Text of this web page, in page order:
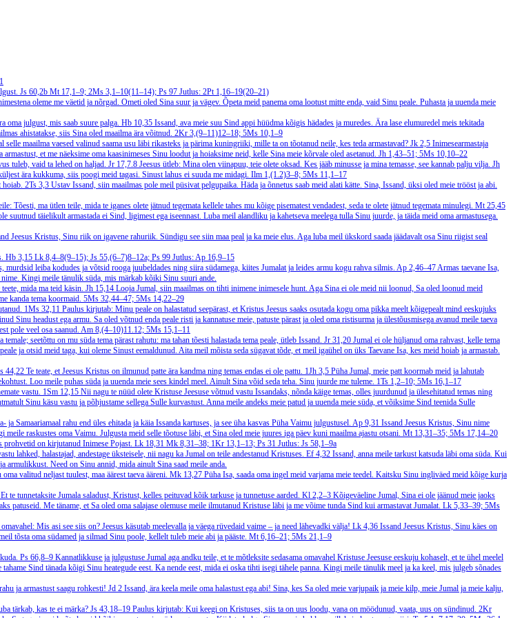
Js 60,2b Mt 17,1–9; 2Ms 3,1–10(11–14); Ps 97 Jutlus: 2Pt 1,16–19(20–21)
oleme me väetid ja nõrgad. Ometi oled Sina suur ja vägev. Õpeta meid panema oma lootust mitte enda, vaid Sinu peale. Puhasta ja uuenda meie
oma julgust, mis saab suure palga. Hb 10,35 Issand, ava meie suu Sind appi hüüdma kõigis hädades ja muredes. Ära lase elumuredel meis tekitada
ahistatakse, siis Sina oled maailma ära võitnud. 2Kr 3,(9–11)12–18; 5Ms 10,1–9
selle maailma vaesed valinud saama usu läbi rikasteks ja pärima kuningriiki, mille ta on tõotanud neile, kes teda armastavad? Jk 2,5 Inimesearmastaja
et me näeksime oma kaasinimeses Sinu loodut ja hoiaksime neid, kelle Sina meie kõrvale oled asetanud. Jh 1,43–51; 5Ms 10,10–22
tuleb, vaid ta lehed on haljad. Jr 17,7.8 Jeesus ütleb: Mina olen viinapuu, teie olete oksad. Kes jääb minusse ja mina temasse, see kannab palju vilja. Jh
ära kukkuma, siis poogi meid tagasi. Sinust lahus ei suuda me midagi. Ilm 1,(1.2)3–8; 5Ms 11,1–17
hoiab. 2Ts 3,3 Ustav Issand, siin maailmas pole meil püsivat pelgupaika. Häda ja õnnetus saab meid alati kätte. Sina, Issand, üksi oled meie trööst ja abi.
Tõesti, ma ütlen teile, mida te iganes olete jätnud tegemata kellele tahes mu kõige pisematest vendadest, seda te olete jätnud tegemata minulegi. Mt 25,45
täielikult armastada ei Sind, ligimest ega iseennast. Luba meil alandliku ja kahetseva meelega tulla Sinu juurde, ja täida meid oma armastusega.
Jeesus Kristus, Sinu riik on igavene rahuriik. Sündigu see siin maa peal ja ka meie elus. Aga luba meil ükskord saada jäädavalt osa Sinu riigist seal
Hb 3,15 Lk 8,4–8(9–15); Js 55,(6–7)8–12a; Ps 99 Jutlus: Ap 16,9–15
murdsid leiba kodudes ja võtsid rooga juubeldades ning siira südamega, kiites Jumalat ja leides armu kogu rahva silmis. Ap 2,46–47Armas taevane Isa,
Kingi meile tänulik süda, mis märkab kõiki Sinu suuri ande.
mida ma teid käsin. Jh 15,14 Looja Jumal, siin maailmas on tihti inimene inimesele hunt. Aga Sina ei ole meid nii loonud, Sa oled loonud meid
kanda tema koormaid. 5Ms 32,44–47; 5Ms 14,22–29
1Ms 32,11 Paulus kirjutab: Minu peale on halastatud seepärast, et Kristus Jeesus saaks osutada kogu oma pikka meelt kõigepealt mind eeskujuks
Sinu headust ega armu. Sa oled võtnud enda peale risti ja kannatuse meie, patuste pärast ja oled oma ristisurma ja ülestõusmisega avanud meile taeva
pole veel osa saanud. Am 8,(4–10)11.12; 5Ms 15,1–11
seetõttu on mu süda tema pärast rahutu: ma tahan tõesti halastada tema peale, ütleb Issand. Jr 31,20 Jumal ei ole hüljanud oma rahvast, kelle tema
ja otsid meid taga, kui oleme Sinust eemaldunud. Aita meil mõista seda sügavat tõde, et meil igaühel on üks Taevane Isa, kes meid hoiab ja armastab.
44,22 Te teate, et Jeesus Kristus on ilmunud patte ära kandma ning temas endas ei ole pattu. 1Jh 3,5 Püha Jumal, meie patt koormab meid ja lahutab
Loo meile puhas süda ja uuenda meie sees kindel meel. Ainult Sina võid seda teha. Sinu juurde me tuleme. 1Ts 1,2–10; 5Ms 16,1–17
vastu. 1Sm 12,15 Nii nagu te nüüd olete Kristuse Jeesuse võtnud vastu Issandaks, nõnda käige temas, olles juurdunud ja ülesehitatud temas ning
Sinu käsu vastu ja põhjustame sellega Sulle kurvastust. Anna meile andeks meie patud ja uuenda meie süda, et võiksime Sind teenida Sulle
Samaariamaal rahu end üles ehitada ja käia Issanda kartuses, ja see üha kasvas Püha Vaimu julgustusel. Ap 9,31 Issand Jeesus Kristus, Sinu nime
raskustes oma Vaimu. Julgusta meid selle tõotuse läbi, et Sina oled meie juures iga päev kuni maailma ajastu otsani. Mt 13,31–35; 5Ms 17,14–20
prohvetid on kirjutanud Inimese Pojast. Lk 18,31 Mk 8,31–38; 1Kr 13,1–13; Ps 31 Jutlus: Js 58,1–9a
lahked, halastajad, andestage üksteisele, nii nagu ka Jumal on teile andestanud Kristuses. Ef 4,32 Issand, anna meile tarkust katsuda läbi oma süda. Kui
armulikkust. Need on Sinu annid, mida ainult Sina saad meile anda.
valitud neljast tuulest, maa äärest taeva ääreni. Mk 13,27 Püha Isa, saada oma ingel meid varjama meie teedel. Kaitsku Sinu ingliväed meid kõige kurja
Et te tunnetaksite Jumala saladust, Kristust, kelles peituvad kõik tarkuse ja tunnetuse aarded. Kl 2,2–3 Kõigeväeline Jumal, Sina ei ole jäänud meie jaoks
patuseid. Me täname, et Sa oled oma salajase olemuse meile ilmutanud Kristuse läbi ja me võime tunda Sind kui armastavat Jumalat. Lk 5,33–39; 5Ms
Mis asi see siis on? Jeesus käsutab meelevalla ja väega rüvedaid vaime – ja need lähevadki välja! Lk 4,36 Issand Jeesus Kristus, Sinu käes on
tõsta oma südamed ja silmad Sinu poole, kellelt tuleb meie abi ja pääste. Mt 6,16–21; 5Ms 21,1–9
Ps 66,8–9 Kannatlikkuse ja julgustuse Jumal aga andku teile, et te mõtleksite sedasama omavahel Kristuse Jeesuse eeskuju kohaselt, et te ühel meelel
Sind tänada kõigi Sinu heategude eest. Ka nende eest, mida ei oska tihti isegi tähele panna. Kingi meile tänulik meel ja ka keel, mis julgeb sõnades
ja armastust saagu rohkesti! Jd 2 Issand, ära keela meile oma halastust ega abi! Sina, kes Sa oled meie varjupaik ja meie kilp, meie Jumal ja meie kalju,
tärkab, kas te ei märka? Js 43,18–19 Paulus kirjutab: Kui keegi on Kristuses, siis ta on uus loodu, vana on möödunud, vaata, uus on sündinud. 2Kr